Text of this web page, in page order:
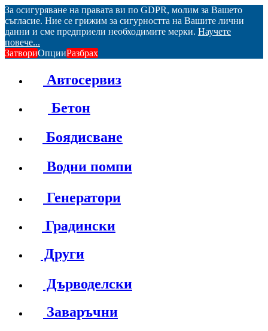
За осигуряване на правата ви по GDPR, молим за Вашето
съгласие. Ние се грижим за сигурността на Вашите лични
данни и сме предприели необходимите мерки. Научете
повече...
ЗатвориОпцииРазбрах
Автосервиз
Бетон
Боядисване
Водни помпи
Генератори
Градински
Други
Дърводелски
Заваръчни